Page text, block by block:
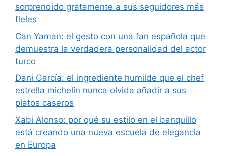
sorprendido gratamente a sus seguidores más
fieles
Can Yaman: el gesto con una fan española que
demuestra la verdadera personalidad del actor
turco
Dani García: el ingrediente humilde que el chef
estrella michelín nunca olvida añadir a sus
platos caseros
Xabi Alonso: por qué su estilo en el banquillo
está creando una nueva escuela de elegancia
en Europa